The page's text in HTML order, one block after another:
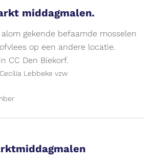
middagmalen.
gekende befaamde mosselen
op een andere locatie.
CC Den Biekorf.
Lebbeke vzw